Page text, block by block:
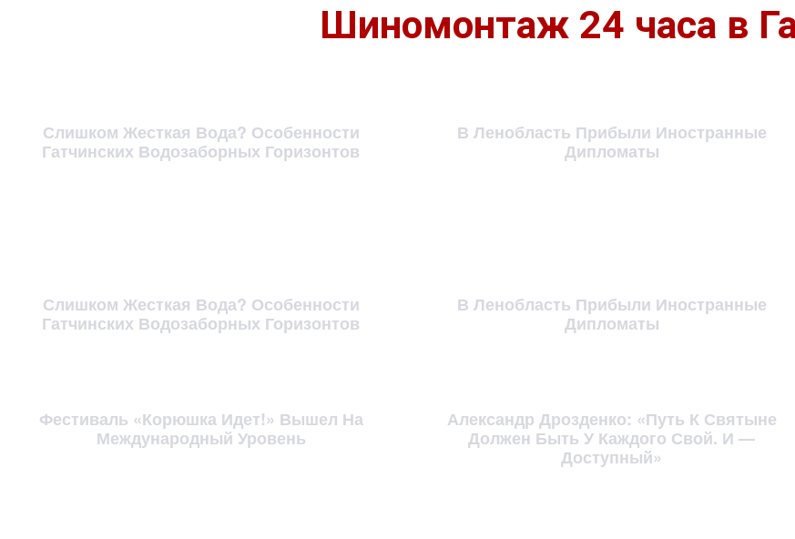
Шиномонтаж 24 часа в
Слишком Жесткая Вода? Особенности
Гатчинских Водозаборных Горизонтов
В Ленобласть Прибыли Иностранные
Дипломаты
Слишком Жесткая Вода? Особенности
Гатчинских Водозаборных Горизонтов
В Ленобласть Прибыли Иностранные
Дипломаты
Фестиваль «Корюшка Идет!» Вышел На
Международный Уровень
Александр Дрозденко: «Путь К Святыне
Должен Быть У Каждого Свой. И —
Доступный»